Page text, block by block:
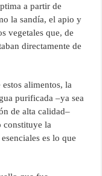
a partir de
la sandía, el apio y
vegetales que, de
directamente de
alimentos, la
purificada –ya sea
de alta calidad–
constituye la
es lo que